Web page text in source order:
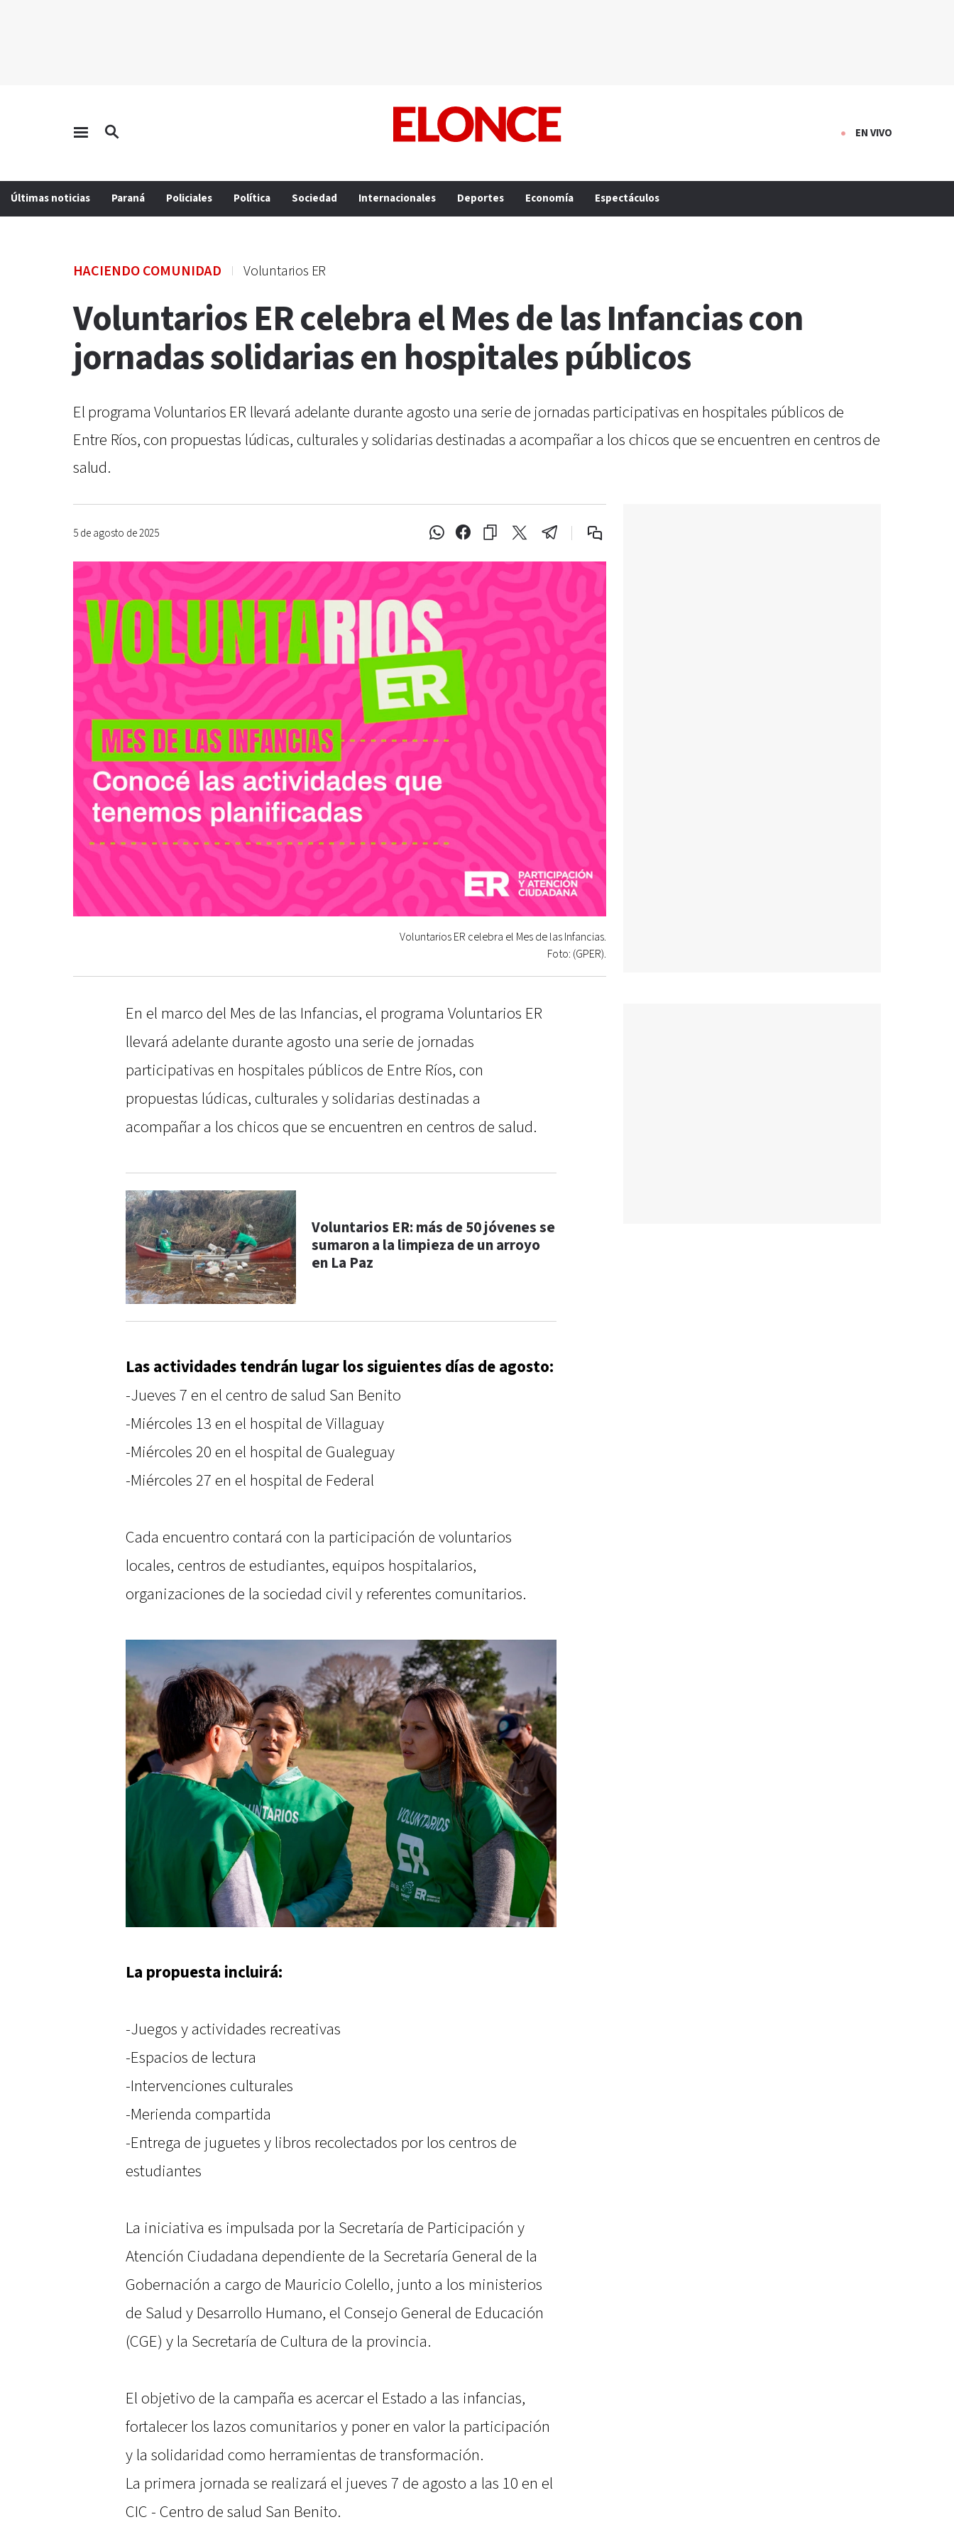
EN VIVO
Últimas noticias Paraná Policiales Política Sociedad Internacionales Deportes Economía Espectáculos
HACIENDO COMUNIDAD Voluntarios ER
Voluntarios ER celebra el Mes de las Infancias con
jornadas solidarias en hospitales públicos
El programa Voluntarios ER llevará adelante durante agosto una serie de jornadas participativas en hospitales públicos de
Entre Ríos, con propuestas lúdicas, culturales y solidarias destinadas a acompañar a los chicos que se encuentren en centros de
salud.
5 de agosto de 2025
Voluntarios ER celebra el Mes de las Infancias.
Foto: (GPER).
En el marco del Mes de las Infancias, el programa Voluntarios ER
llevará adelante durante agosto una serie de jornadas
participativas en hospitales públicos de Entre Ríos, con
propuestas lúdicas, culturales y solidarias destinadas a
acompañar a los chicos que se encuentren en centros de salud.
Voluntarios ER: más de 50 jóvenes se
sumaron a la limpieza de un arroyo
en La Paz
Las actividades tendrán lugar los siguientes días de agosto:
-Jueves 7 en el centro de salud San Benito
-Miércoles 13 en el hospital de Villaguay
-Miércoles 20 en el hospital de Gualeguay
-Miércoles 27 en el hospital de Federal
Cada encuentro contará con la participación de voluntarios
locales, centros de estudiantes, equipos hospitalarios,
organizaciones de la sociedad civil y referentes comunitarios.
La propuesta incluirá:
-Juegos y actividades recreativas
-Espacios de lectura
-Intervenciones culturales
-Merienda compartida
-Entrega de juguetes y libros recolectados por los centros de
estudiantes
La iniciativa es impulsada por la Secretaría de Participación y
Atención Ciudadana dependiente de la Secretaría General de la
Gobernación a cargo de Mauricio Colello, junto a los ministerios
de Salud y Desarrollo Humano, el Consejo General de Educación
(CGE) y la Secretaría de Cultura de la provincia.
El objetivo de la campaña es acercar el Estado a las infancias,
fortalecer los lazos comunitarios y poner en valor la participación
y la solidaridad como herramientas de transformación.
La primera jornada se realizará el jueves 7 de agosto a las 10 en el
CIC - Centro de salud San Benito.